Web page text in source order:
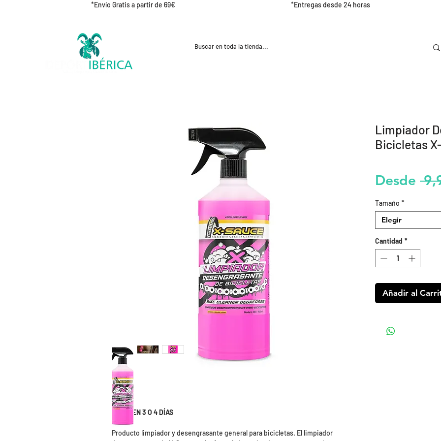
*Envío Gratis a partir de 69€ *Entregas desde 24 horas
ENVÍO EN 3 O 4 DÍAS
Producto limpiador y desengrasante general para bicicletas. El limpiador
Limpiador
Bicicletas
Desde
Tamaño *
Elegir
Cantidad *
Añadir al